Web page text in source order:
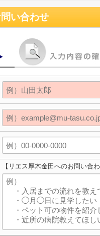
い合わせ
【リエス厚木金田へのお問い合わ